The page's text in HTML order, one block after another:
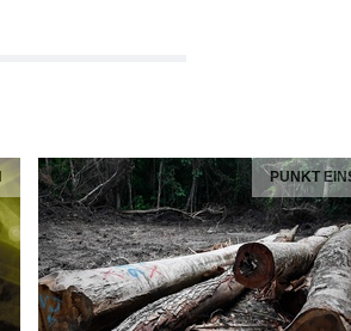
PUNKT